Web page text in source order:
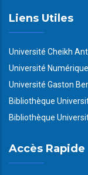
Liens Utiles
Université Cheikh
Université
Université Gaston
Bibliothèque
Bibliothèque
Accès Rapide